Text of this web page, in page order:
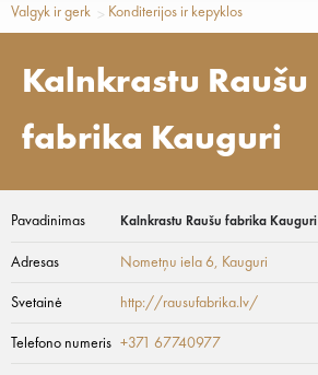
Valgyk ir gerk Konditerijos ir kepyklos
Kalnkrastu Raušu
fabrika Kauguri
Pavadinimas Kalnkrastu Raušu fabrika Kauguri
Adresas Nometņu iela 6, Kauguri
Svetainė http://rausufabrika.lv/
Telefono numeris +371 67740977